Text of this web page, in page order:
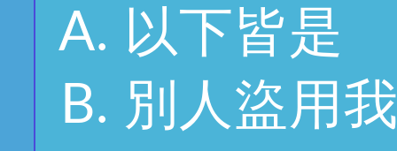
以下皆是
別人盜用